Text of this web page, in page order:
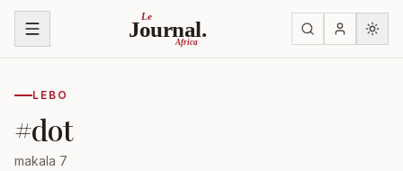
Ruka kwenye yaliyomo
Le
Journal.
Africa
LEBO
#dot
makala 7